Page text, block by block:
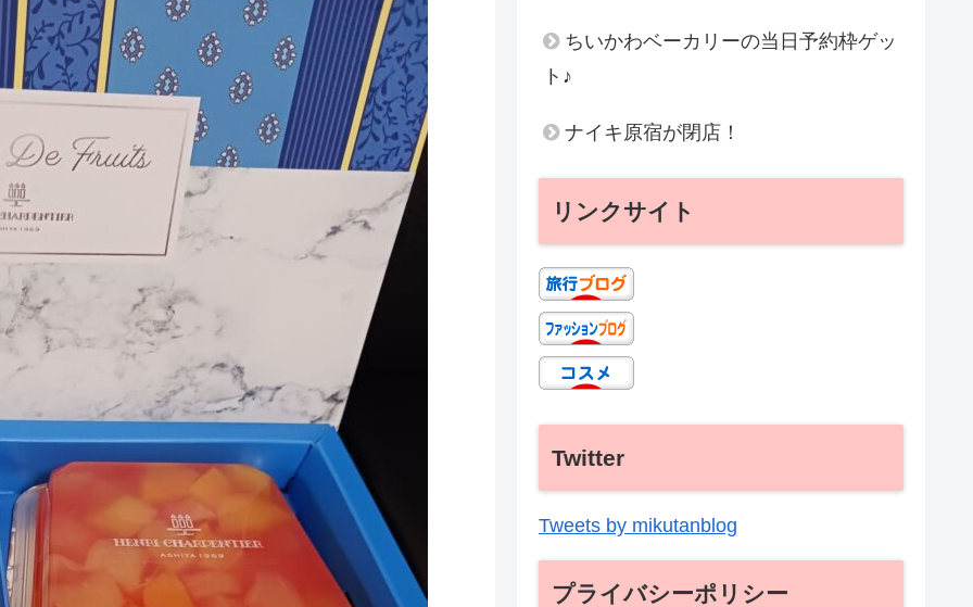
ちいかわベーカリーの当日予約枠ゲッ
ト♪
ナイキ原宿が閉店！
リンクサイト
Twitter
Tweets by mikutanblog
プライバシーポリシー